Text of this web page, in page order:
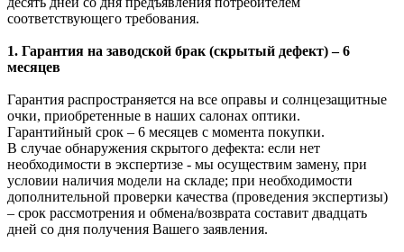
соответствующего требования.
1. Гарантия на заводской брак (скрытый дефект) – 6
месяцев
Гарантия распространяется на все оправы и солнцезащитные
очки, приобретенные в наших салонах оптики.
Гарантийный срок – 6 месяцев с момента покупки.
В случае обнаружения скрытого дефекта: если нет
необходимости в экспертизе - мы осуществим замену, при
условии наличия модели на складе; при необходимости
дополнительной проверки качества (проведения экспертизы)
– срок рассмотрения и обмена/возврата составит двадцать
дней со дня получения Вашего заявления.